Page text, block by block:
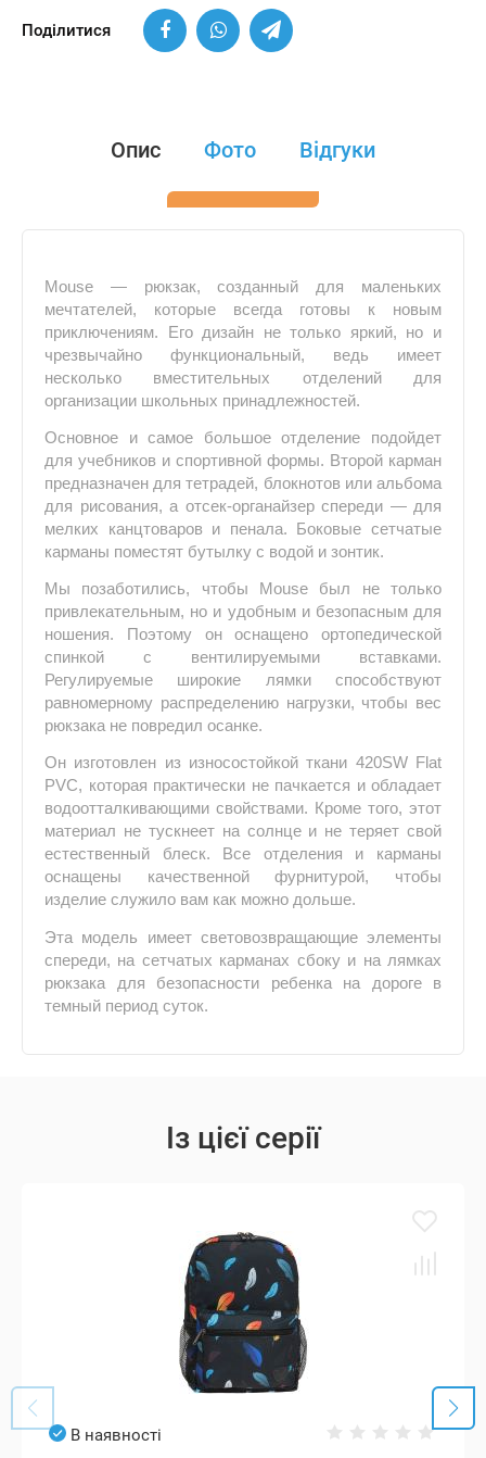
Поділитися
Опис Фото Відгуки
Mouse — рюкзак, созданный для маленьких
мечтателей, которые всегда готовы к новым
приключениям. Его дизайн не только яркий, но и
чрезвычайно функциональный, ведь имеет
несколько вместительных отделений для
организации школьных принадлежностей.
Основное и самое большое отделение подойдет
для учебников и спортивной формы. Второй карман
предназначен для тетрадей, блокнотов или альбома
для рисования, а отсек-органайзер спереди — для
мелких канцтоваров и пенала. Боковые сетчатые
карманы поместят бутылку с водой и зонтик.
Мы позаботились, чтобы Mouse был не только
привлекательным, но и удобным и безопасным для
ношения. Поэтому он оснащено ортопедической
спинкой с вентилируемыми вставками.
Регулируемые широкие лямки способствуют
равномерному распределению нагрузки, чтобы вес
рюкзака не повредил осанке.
Он изготовлен из износостойкой ткани 420SW Flat
PVC, которая практически не пачкается и обладает
водоотталкивающими свойствами. Кроме того, этот
материал не тускнеет на солнце и не теряет свой
естественный блеск. Все отделения и карманы
оснащены качественной фурнитурой, чтобы
изделие служило вам как можно дольше.
Эта модель имеет световозвращающие элементы
спереди, на сетчатых карманах сбоку и на лямках
рюкзака для безопасности ребенка на дороге в
темный период суток.
Із цієї серії
В наявності